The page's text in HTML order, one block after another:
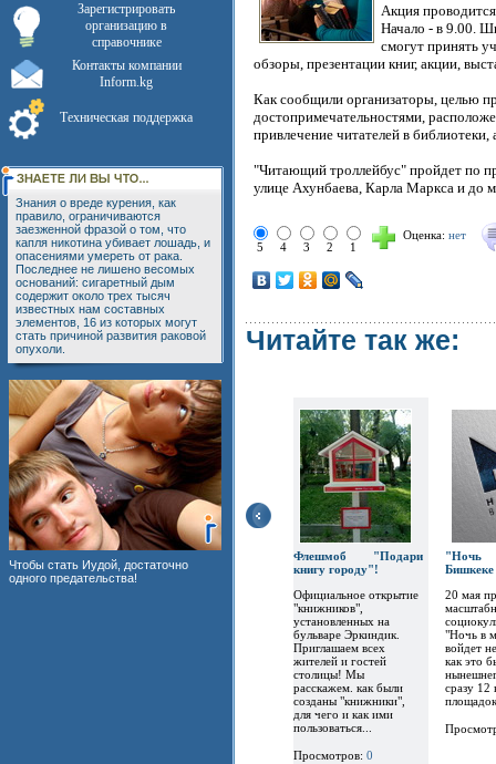
Зарегистрировать
организацию в
справочнике
Контакты компании
Inform.kg
Техническая поддержка
Знания о вреде курения, как
правило, ограничиваются
заезженной фразой о том, что
капля никотина убивает лошадь, и
опасениями умереть от рака.
Последнее не лишено весомых
оснований: сигаретный дым
содержит около трех тысяч
известных нам составных
элементов, 16 из которых могут
стать причиной развития раковой
опухоли.
Чтобы стать Иудой, достаточно
одного предательства!
Акция
Начало - в 9.00.
смогут принять
обзоры, презентации книг, акции,
Как сообщили организаторы, целью
достопримечательностями,
привлечение читателей в библиотеки,
"Читающий троллейбус" пройдет по
улице Ахунбаева, Карла Маркса и до
5 4 3 2 1
Оценка: нет
Читайте так же:
Флешмоб "Подари
книгу городу"!
Официальное открытие
"книжников",
установленных на
бульваре Эркиндик.
Приглашаем всех
жителей и гостей
столицы! Мы
расскажем. как были
созданы "книжники",
для чего и как ими
пользоваться...
Просмотров: 0
"Ночь
Бишкеке
20 мая
"Ночь в
войдет
как это
сразу 12